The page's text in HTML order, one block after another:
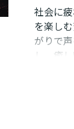
社会に
を楽し
がりで
し、癒
霊女の